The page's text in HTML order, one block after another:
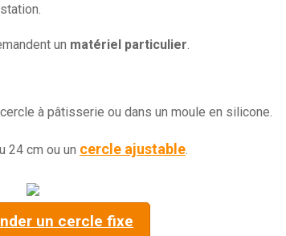
un matériel particulier.
à pâtisserie ou dans un moule en silicone.
24 cm ou un cercle ajustable.
un cercle fixe